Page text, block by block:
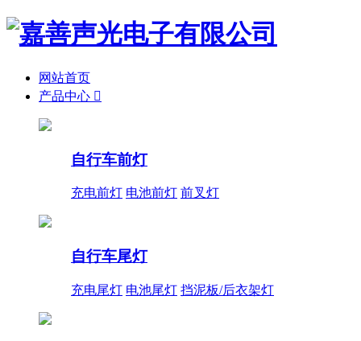
网站首页
产品中心 
自行车前灯
充电前灯 电池前灯 前叉灯
自行车尾灯
充电尾灯 电池尾灯 挡泥板/后衣架灯